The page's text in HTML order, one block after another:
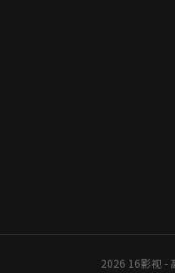
2026 16影视 -